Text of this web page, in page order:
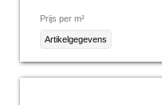
Prijs per m²
Artikelgegevens